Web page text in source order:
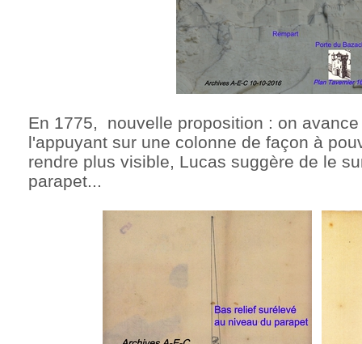
En 1775, nouvelle proposition : on
l'appuyant sur une colonne de façon à
rendre plus visible, Lucas suggère de le
parapet...